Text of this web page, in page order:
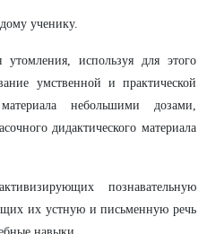
ученику.
используя для этого
умственной и практической
небольшими дозами,
дидактического материала
познавательную
их устную и письменную речь